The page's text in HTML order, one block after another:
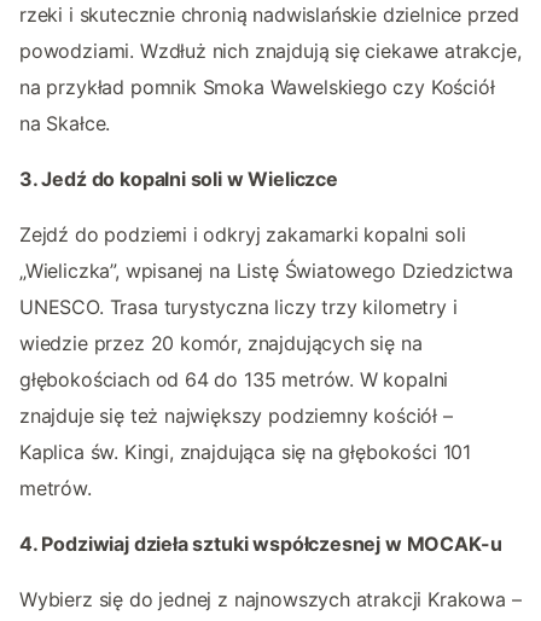
rzeki i skutecznie chronią nadwislańskie dzielnice przed
powodziami. Wzdłuż nich znajdują się ciekawe atrakcje,
na przykład pomnik Smoka Wawelskiego czy Kościół
na Skałce.
3. Jedź do kopalni soli w Wieliczce
Zejdź do podziemi i odkryj zakamarki kopalni soli
„Wieliczka”, wpisanej na Listę Światowego Dziedzictwa
UNESCO. Trasa turystyczna liczy trzy kilometry i
wiedzie przez 20 komór, znajdujących się na
głębokościach od 64 do 135 metrów. W kopalni
znajduje się też największy podziemny kościół –
Kaplica św. Kingi, znajdująca się na głębokości 101
metrów.
4. Podziwiaj dzieła sztuki współczesnej w MOCAK-u
Wybierz się do jednej z najnowszych atrakcji Krakowa –